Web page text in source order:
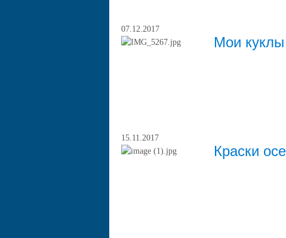
07.12.2017
Мои куклы
15.11.2017
Краски